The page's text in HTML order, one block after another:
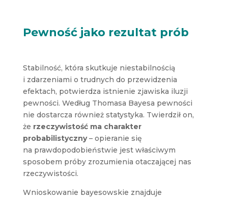
Pewność jako rezultat prób
Stabilność, która skutkuje niestabilnością
i zdarzeniami o trudnych do przewidzenia
efektach, potwierdza istnienie zjawiska iluzji
pewności. Według Thomasa Bayesa pewności
nie dostarcza również statystyka. Twierdził on,
że rzeczywistość ma charakter
probabilistyczny– opieranie się
na prawdopodobieństwie jest właściwym
sposobem próby zrozumienia otaczającej nas
rzeczywistości.
Wnioskowanie bayesowskie znajduje